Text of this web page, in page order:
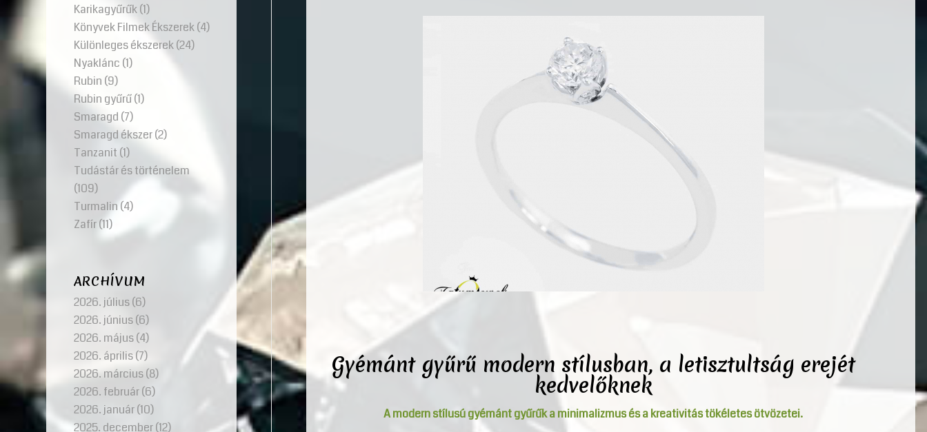
Gyémánt gyűrű modern stílusban, a letisztultság erejét
kedvelőknek
A modern stílusú gyémánt gyűrűk a minimalizmus és a kreativitás tökéletes ötvözetei.
Karikagyűrűk(1)
Könyvek Filmek Ékszerek(4)
Különleges ékszerek(24)
Nyaklánc (1)
Rubin (9)
Rubin gyűrű(1)
Smaragd (7)
Smaragd ékszer(2)
Tanzanit (1)
Tudástár és történelem
(109)
Turmalin (4)
Zafír(11)
ARCHÍVUM
2026. július(6)
2026. június(6)
2026. május(4)
2026. április(7)
2026. március(8)
2026. február(6)
2026. január(10)
2025. december(12)